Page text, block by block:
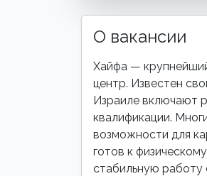
О вакансии
Хайфа —
центр. Известен
Израиле включают
квалификации.
возможности для
готов к
стабильную